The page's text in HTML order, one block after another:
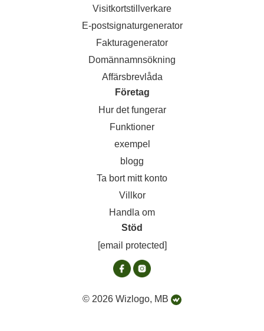
Visitkortstillverkare
E-postsignaturgenerator
Fakturagenerator
Domännamnsökning
Affärsbrevlåda
Företag
Hur det fungerar
Funktioner
exempel
blogg
Ta bort mitt konto
Villkor
Handla om
Stöd
[email protected]
© 2026 Wizlogo, MB